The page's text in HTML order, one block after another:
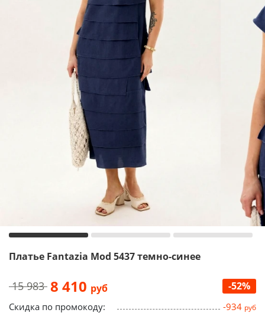
Платье Fantazia Mod 5437 темно-синее
15 983 8 410 руб -52%
Скидка по промокоду: -934 руб